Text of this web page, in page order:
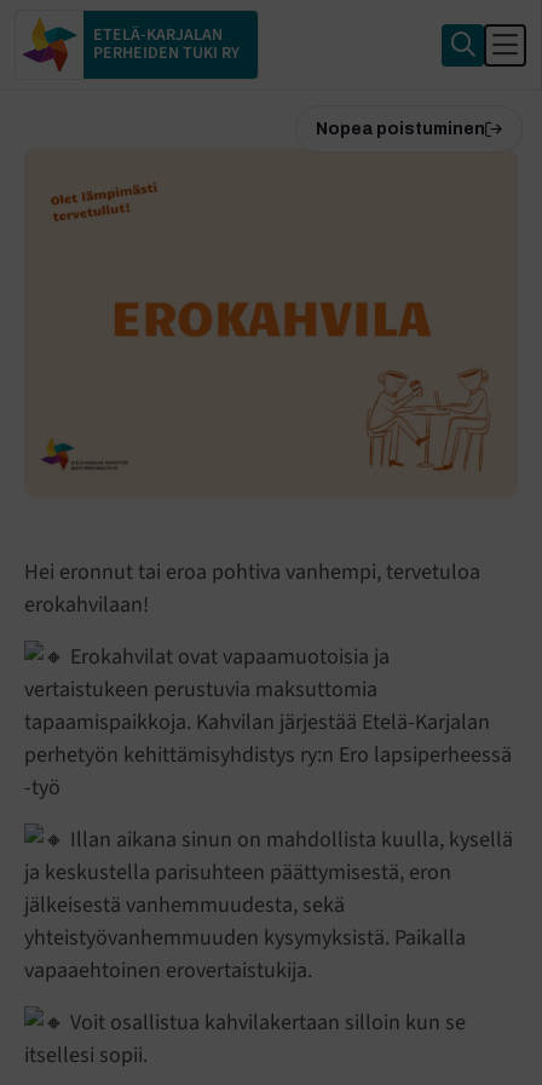
ETELÄ-KARJALAN
PERHEIDEN TUKI RY
Nopea poistuminen
Hei eronnut tai eroa pohtiva vanhempi, tervetuloa
erokahvilaan!
Erokahvilat ovat vapaamuotoisia ja
vertaistukeen perustuvia maksuttomia
tapaamispaikkoja. Kahvilan järjestää Etelä-Karjalan
perhetyön kehittämisyhdistys ry:n Ero lapsiperheessä
-työ
Illan aikana sinun on mahdollista kuulla, kysellä
ja keskustella parisuhteen päättymisestä, eron
jälkeisestä vanhemmuudesta, sekä
yhteistyövanhemmuuden kysymyksistä. Paikalla
vapaaehtoinen erovertaistukija.
Voit osallistua kahvilakertaan silloin kun se
itsellesi sopii.